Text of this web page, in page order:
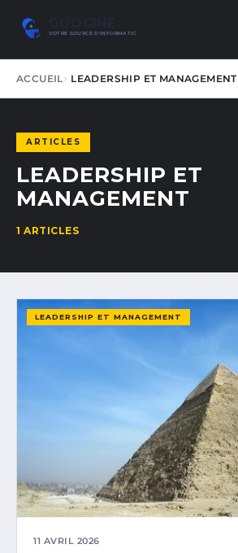
GOOGINE
VOTRE SOURCE D'INFORMATION DE CONFIANCE
ACCUEIL LEADERSHIP ET MANAGEMENT
ARTICLES
LEADERSHIP ET
MANAGEMENT
1 ARTICLES
LEADERSHIP ET MANAGEMENT
11 AVRIL 2026